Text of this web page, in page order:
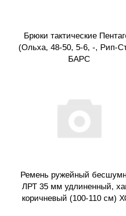
Брюки тактические
(Ольха, 48-50, 5-6, -, Рип-
БАРС
Ремень ружейный
ЛРТ 35 мм удлиненный,
коричневый (100-110 см)